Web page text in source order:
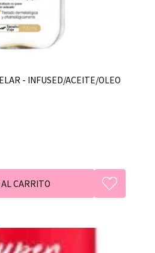
- INFUSED/ACEITE/OLEO